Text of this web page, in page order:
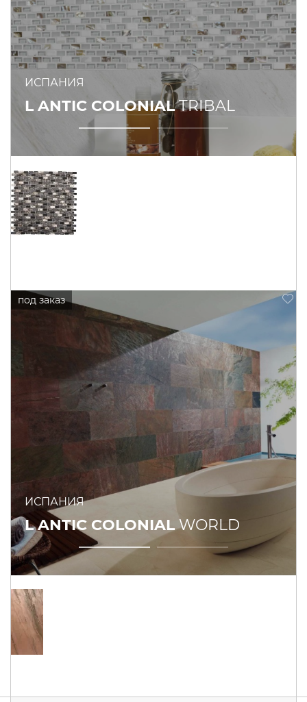
ИСПАНИЯ
L ANTIC COLONIALTRIBAL
ИСПАНИЯ
L ANTIC COLONIALWORLD